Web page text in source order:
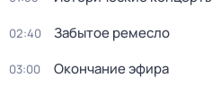
02:40 Забытое ремесло
03:00 Окончание эфира